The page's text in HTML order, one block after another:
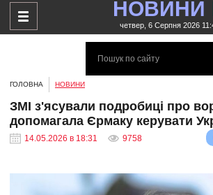
НОВИНИ
четвер, 6 Серпня 2026
ГОЛОВНА НОВИНИ
ЗМІ з'ясували подробиці про
допомагала Єрмаку керувати
14.05.2026 в 18:31 9758